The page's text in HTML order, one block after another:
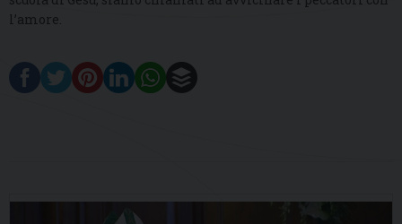
l’amore.